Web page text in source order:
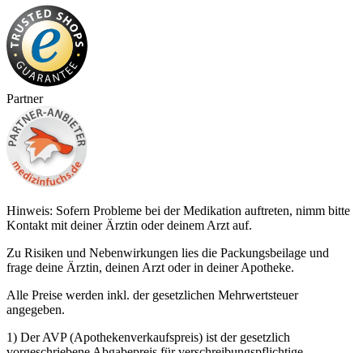
Partner
Hinweis: Sofern Probleme bei der Medikation auftreten, nimm bitte
Kontakt mit deiner Ärztin oder deinem Arzt auf.
Zu Risiken und Nebenwirkungen lies die Packungsbeilage und
frage deine Ärztin, deinen Arzt oder in deiner Apotheke.
Alle Preise werden inkl. der gesetzlichen Mehrwertsteuer
angegeben.
1) Der AVP (Apothekenverkaufspreis) ist der gesetzlich